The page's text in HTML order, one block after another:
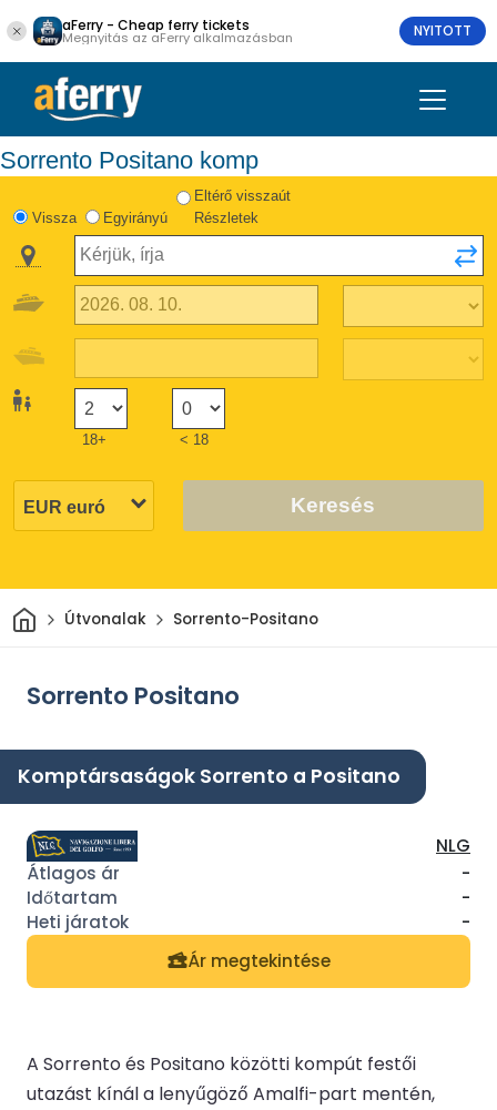
aFerry - Cheap ferry tickets
Megnyitás az aFerry alkalmazásban NYITOTT
Sorrento Positano komp
Vissza Egyirányú
Eltérő visszaút
Részletek
18+ < 18
Keresés
Otthon
Útvonalak Sorrento-Positano
Sorrento Positano
Komptársaságok Sorrento a Positano
NLG
-
-
-
Ár megtekintése
A Sorrento és Positano közötti kompút festői
utazást kínál a lenyűgöző Amalfi-part mentén,